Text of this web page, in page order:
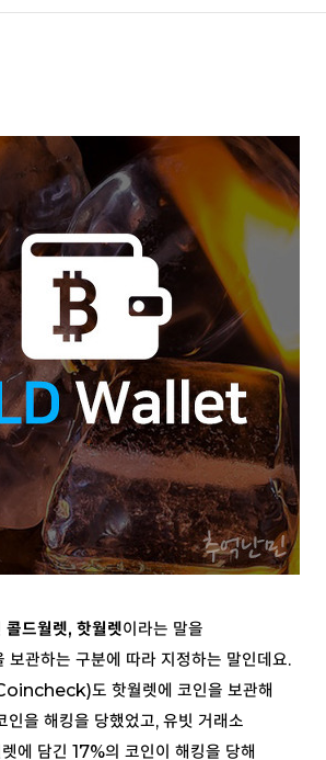
콜드월렛, 핫월렛이라는 말을
보관하는 구분에 따라 지정하는 말인데요.
도 핫월렛에 코인을 보관해
을 해킹을 당했었고, 유빗 거래소
에 담긴 17%의 코인이 해킹을 당해